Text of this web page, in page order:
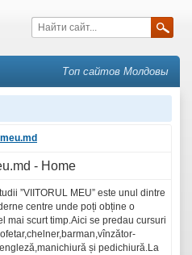
Топ сайтов Молдовы
- Home
”VIITORUL MEU” este unul dintre
centre unde poți obține o
mai scurt timp.Aici se predau cursuri
și pedichiură.La